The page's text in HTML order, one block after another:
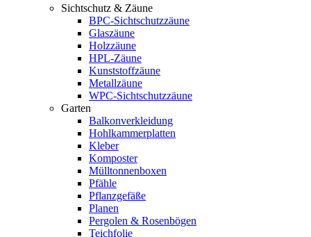
Sichtschutz & Zäune
BPC-Sichtschutzzäune
Glaszäune
Holzzäune
HPL-Zäune
Kunststoffzäune
Metallzäune
WPC-Sichtschutzzäune
Garten
Balkonverkleidung
Hohlkammerplatten
Kleber
Komposter
Mülltonnenboxen
Pfähle
Pflanzgefäße
Planen
Pergolen & Rosenbögen
Teichfolie